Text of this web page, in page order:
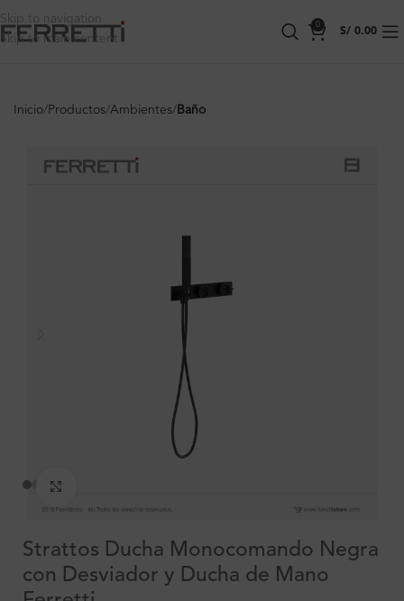
Skip to navigation
Skip to main content
0
S/ 0.00
Inicio Productos Ambientes Baño
Strattos Ducha Monocomando Negra
con Desviador y Ducha de Mano